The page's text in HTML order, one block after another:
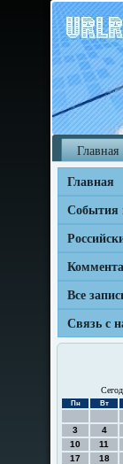
Главная
Главная
События
Все
Связь с
Пн Вт
3
4
10
11
17
18